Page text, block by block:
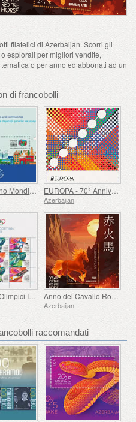
filatelici di Azerbaijan. Scorri gli
esplorali per migliori vendite,
o per anno ed abbonati ad un
di francobolli
Forum Urbano Mondiale EUROPA - 70° Anniversario del Francobollo EUROPA
Azerbaijan
XXV Giochi Olimpici Invernali Anno del Cavallo Rosso Fuoco
Azerbaijan
raccomandati